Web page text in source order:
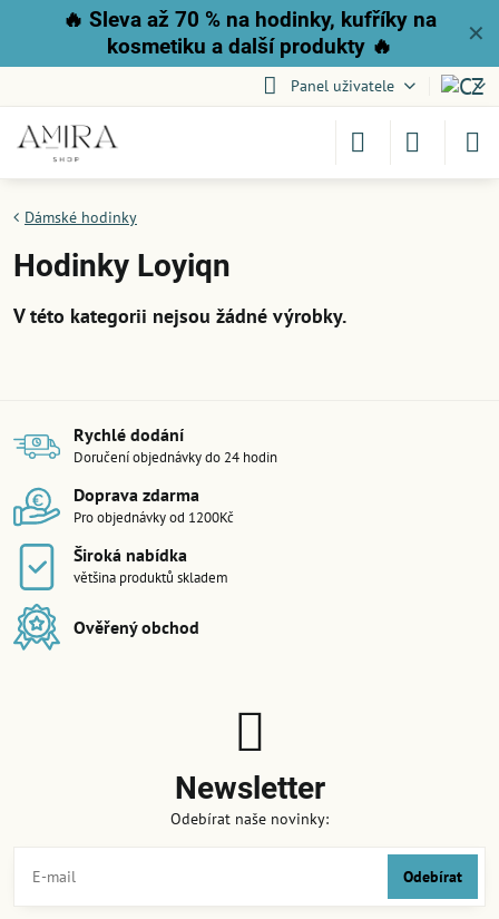
✕
🔥 Sleva až 70 % na hodinky, kufříky na
kosmetiku a další produkty 🔥
Panel uživatele
Dámské hodinky
Hodinky Loyiqn
Rychlé dodání
Doručení objednávky do 24 hodin
Doprava zdarma
Pro objednávky od 1200Kč
Široká nabídka
většina produktů skladem
Ověřený obchod
Newsletter
Odebírat naše novinky:
Odebírat